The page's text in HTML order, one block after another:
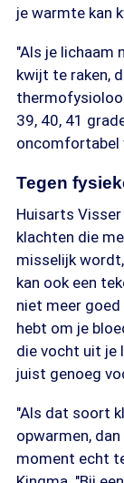
je warmte kan
"Als je lichaam
kwijt te raken,
39, 40, 41
oncomfortabel
Tegen
Huisarts
klachten die
misselijk
kan ook een
niet meer
hebt om je
die vocht uit je
juist genoeg
"Als dat soort
opwarmen,
moment echt